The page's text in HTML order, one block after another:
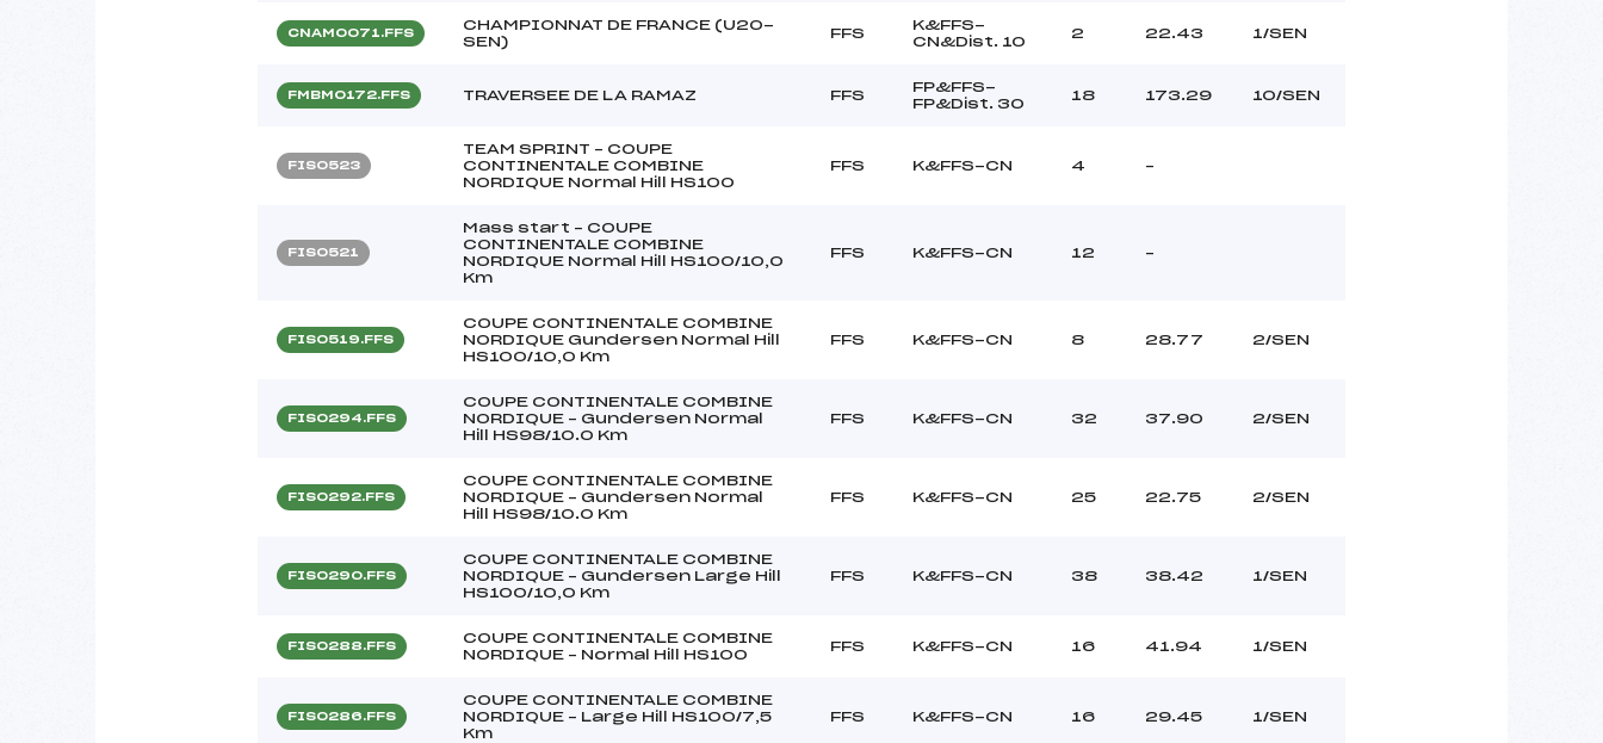
CNAM0071.FFS
CHAMPIONNAT DE FRANCE (U20-
SEN)
FFS
K&FFS-
CN&Dist. 10
2 22.43 1/SEN
FMBM0172.FFS TRAVERSEE DE LA RAMAZ FFS
FP&FFS-
FP&Dist. 30
18 173.29 10/SEN
FIS0523
TEAM SPRINT – COUPE
CONTINENTALE COMBINE
NORDIQUE Normal Hill HS100
FFS K&FFS-CN 4 –
FIS0521
Mass start – COUPE
CONTINENTALE COMBINE
NORDIQUE Normal Hill HS100/10,0
Km
FFS K&FFS-CN 12 –
FIS0519.FFS
COUPE CONTINENTALE COMBINE
NORDIQUE Gundersen Normal Hill
HS100/10,0 Km
FFS K&FFS-CN 8 28.77 2/SEN
FIS0294.FFS
COUPE CONTINENTALE COMBINE
NORDIQUE – Gundersen Normal
Hill HS98/10.0 Km
FFS K&FFS-CN 32 37.90 2/SEN
FIS0292.FFS
COUPE CONTINENTALE COMBINE
NORDIQUE – Gundersen Normal
Hill HS98/10.0 Km
FFS K&FFS-CN 25 22.75 2/SEN
FIS0290.FFS
COUPE CONTINENTALE COMBINE
NORDIQUE – Gundersen Large Hill
HS100/10,0 Km
FFS K&FFS-CN 38 38.42 1/SEN
FIS0288.FFS
COUPE CONTINENTALE COMBINE
NORDIQUE – Normal Hill HS100
FFS K&FFS-CN 16 41.94 1/SEN
FIS0286.FFS
COUPE CONTINENTALE COMBINE
NORDIQUE – Large Hill HS100/7,5
Km
FFS K&FFS-CN 16 29.45 1/SEN